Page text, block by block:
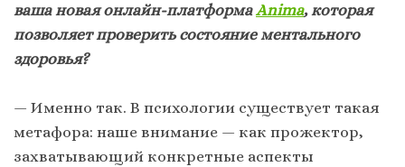
ваша новая онлайн-платформаAnimа, которая
позволяет проверить состояние ментального
здоровья?
— Именно так. В психологии существует такая
метафора: наше внимание — как прожектор,
захватывающий конкретные аспекты